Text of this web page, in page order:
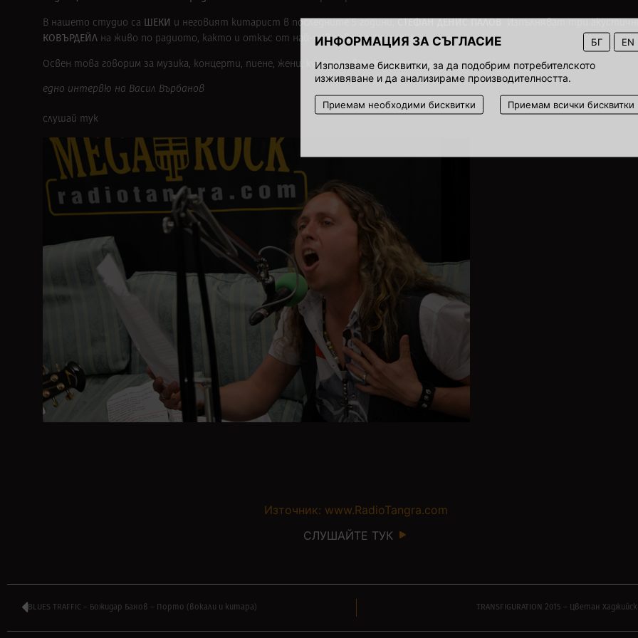
ИНФОРМАЦИЯ ЗА СЪГЛАСИЕ БГ EN
Използваме бисквитки, за да подобрим потребителското
изживяване и да анализираме производителността.
Приемам необходими бисквитки Приемам всички бисквитки
В нашето студио са ШЕКИ и неговият китарист в последните 5 години, СТЕФАН ДЕНИС ПАЛОВ
КОВЪРДЕЙЛ на живо по радиото, както и откъс от най-ново авторско парче.
Освен това говорим за музика, концерти, пиене, жени, кучета и всичко останало…
едно интервю на Васил Върбанов
слушай тук
Източник: www.RadioTangra.com
СЛУШАЙТЕ ТУК
BLUES TRAFFIC – Божидар Банов – Порто (вокали и китара) TRANSFIGURATION 2015 – Цветан